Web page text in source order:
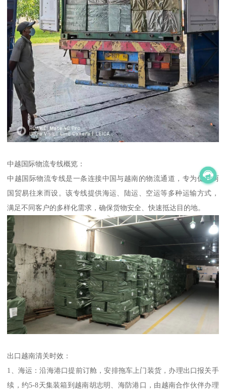
中越国际物流专线概览：
中越国际物流专线是一条连接中国与越南的物流通道，专为促进两
国贸易往来而设。该专线提供海运、陆运、空运等多种运输方式，
满足不同客户的多样化需求，确保货物安全、快速抵达目的地。
出口越南清关时效：
1、海运：沿海港口提前订舱，安排拖车上门装货，办理出口报关手
续，约5-8天集装箱到越南胡志明、海防港口，由越南合作伙伴办理